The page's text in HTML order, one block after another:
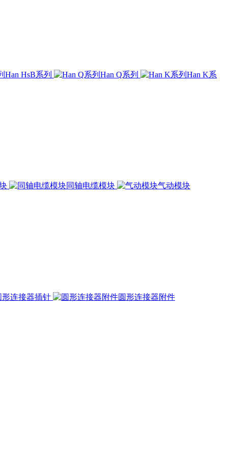
Han HsB系列 Han Q系列
Han K系
同轴电缆模块
气动模块
形连接器插针 圆形连接器附件